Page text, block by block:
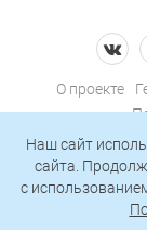
О проекте
Наш сайт
сайта.
c